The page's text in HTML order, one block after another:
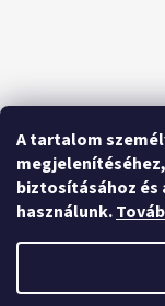
A tartalom
biztosításához
használunk.